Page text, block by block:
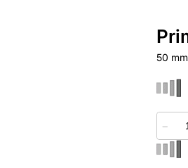
50
−